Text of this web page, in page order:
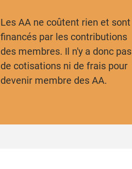
Les AA ne coûtent rien et sont
financés par les contributions
des membres. Il n'y a donc pas
de cotisations ni de frais pour
devenir membre des AA.